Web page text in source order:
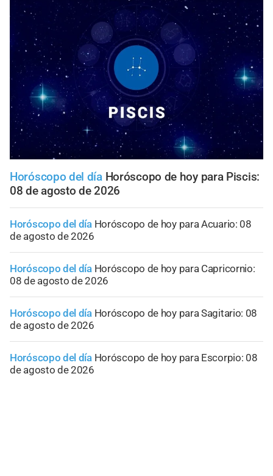
Horóscopo del día Horóscopo de hoy para Piscis:
08 de agosto de 2026
Horóscopo del día Horóscopo de hoy para Acuario: 08
de agosto de 2026
Horóscopo del día Horóscopo de hoy para Capricornio:
08 de agosto de 2026
Horóscopo del día Horóscopo de hoy para Sagitario: 08
de agosto de 2026
Horóscopo del día Horóscopo de hoy para Escorpio: 08
de agosto de 2026